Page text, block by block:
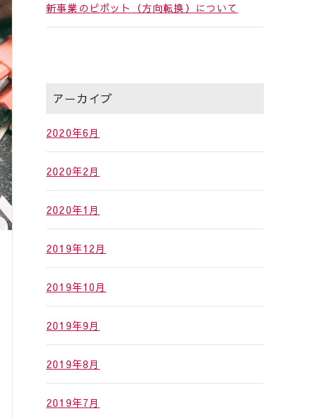
新事業のピボット（方向転換）について
アーカイブ
2020年6月
2020年2月
2020年1月
2019年12月
2019年10月
2019年9月
2019年8月
2019年7月